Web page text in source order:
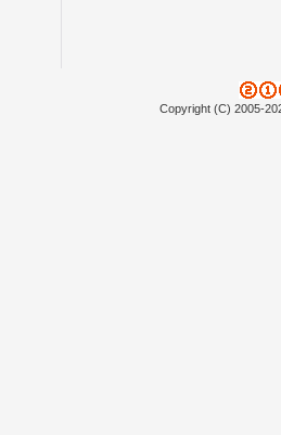
Copyright (C) 2005-